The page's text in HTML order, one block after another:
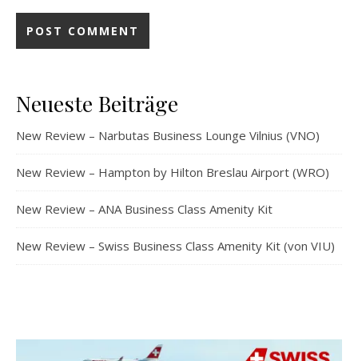
Neueste Beiträge
New Review – Narbutas Business Lounge Vilnius (VNO)
New Review – Hampton by Hilton Breslau Airport (WRO)
New Review – ANA Business Class Amenity Kit
New Review – Swiss Business Class Amenity Kit (von VIU)